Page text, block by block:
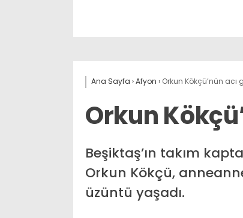
Ana Sayfa ›Afyon › Orkun Kökçü’nün acı
Orkun
Beşiktaş’ın takım
Orkun Kökçü,
üzüntü yaşadı.